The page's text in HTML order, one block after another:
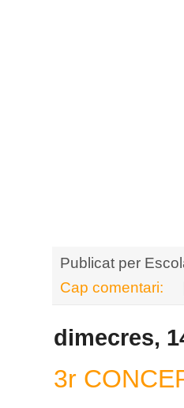
Publicat per
Cap comentari:
dimecres,
3r